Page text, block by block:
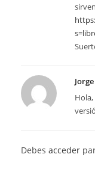
Debes acceder